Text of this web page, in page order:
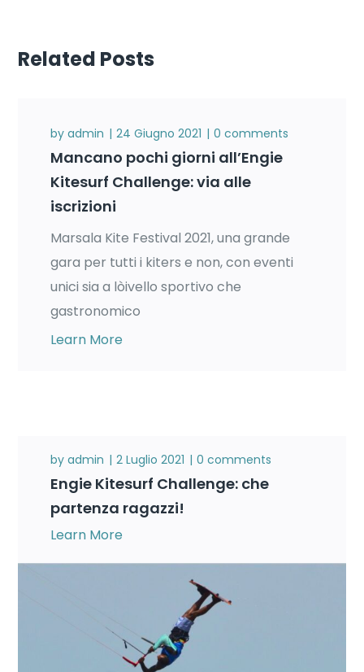
Related Posts
byadmin 24 Giugno 2021 0 comments
Mancano pochi giorni all’Engie
Kitesurf Challenge: via alle
iscrizioni
Marsala Kite Festival 2021, una grande
gara per tutti i kiters e non, con eventi
unici sia a lòivello sportivo che
gastronomico
Learn More
byadmin 2 Luglio 2021 0 comments
Engie Kitesurf Challenge: che
partenza ragazzi!
Learn More